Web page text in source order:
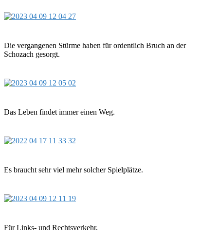
Die vergangenen Stürme haben für ordentlich Bruch an der
Schozach gesorgt.
Das Leben findet immer einen Weg.
Es braucht sehr viel mehr solcher Spielplätze.
Für Links- und Rechtsverkehr.